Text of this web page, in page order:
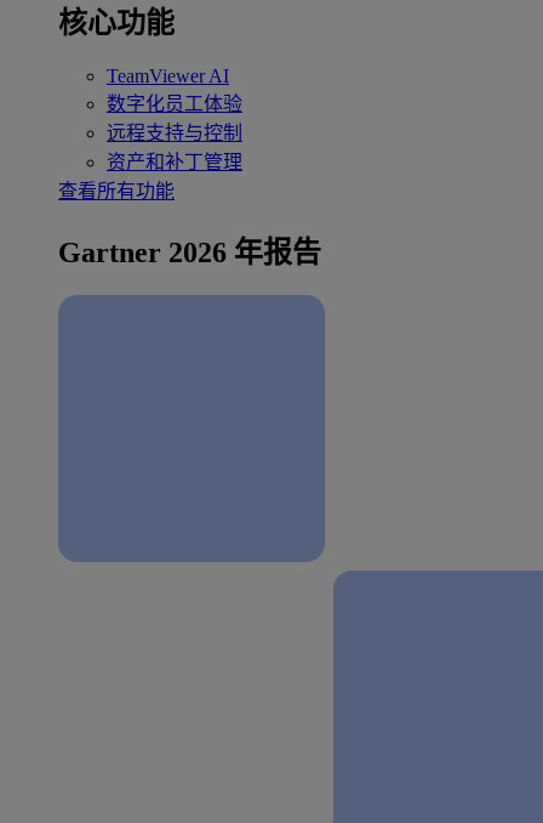
核心功能
TeamViewer AI
数字化员工体验
远程支持与控制
资产和补丁管理
查看所有功能
Gartner 2026 年报告